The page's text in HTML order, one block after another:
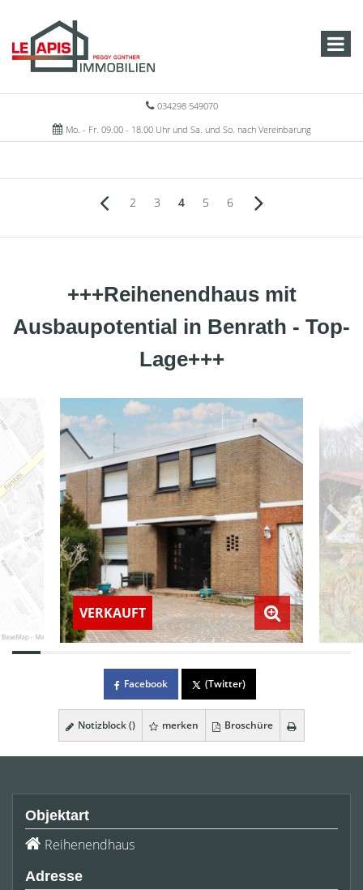
034298 549070
Mo. - Fr. 09.00 - 18.00 Uhr und Sa. und So. nach Vereinbarung
2 3 4 5 6
+++Reihenendhaus mit
Ausbaupotential in Benrath - Top-
Lage+++
VERKAUFT
Facebook (Twitter)
Notizblock () merken Broschüre
Objektart
Reihenendhaus
Adresse